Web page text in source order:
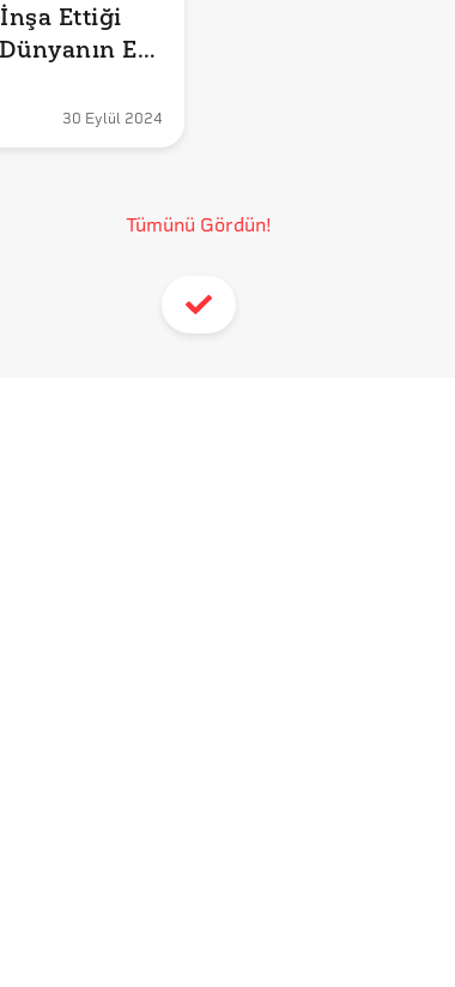
İnşa Ettiği
En
30 Eylül 2024
Tümünü Gördün!